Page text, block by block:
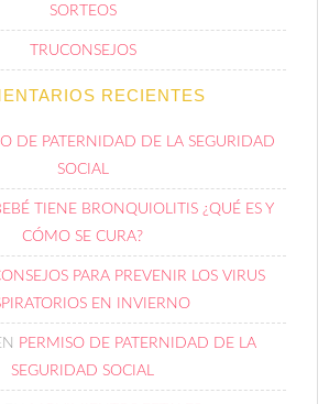
TRUCONSEJOS
RECIENTES
DE PATERNIDAD DE LA SEGURIDAD
TIENE BRONQUIOLITIS ¿QUÉ ES Y
CÓMO SE CURA?
PARA PREVENIR LOS VIRUS
EN INVIERNO
PERMISO DE PATERNIDAD DE LA
SEGURIDAD SOCIAL
ENMOVIMIENTOS FETALES